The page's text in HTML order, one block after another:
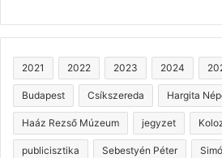
2021 2022 2023 2024
Budapest Csíkszereda Hargita
Haáz Rezső Múzeum jegyzet
publicisztika Sebestyén Péter